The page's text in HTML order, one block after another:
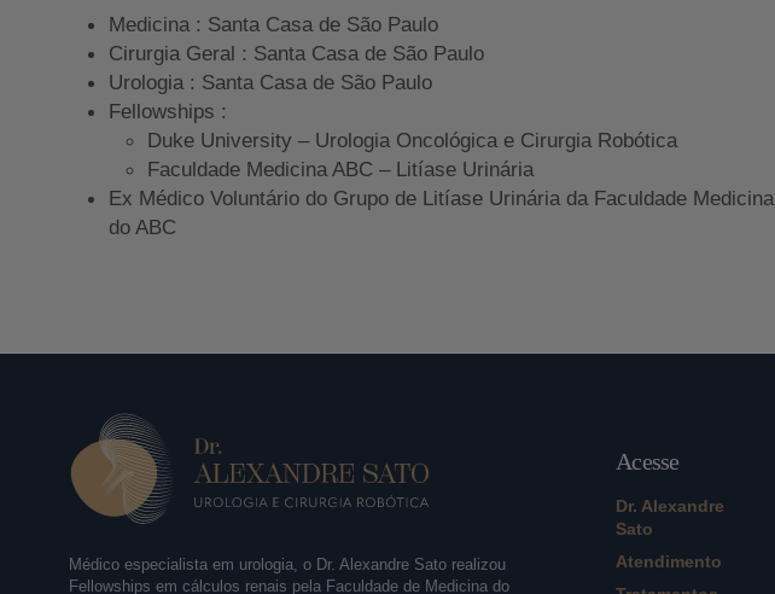
Medicina : Santa Casa de São Paulo
Cirurgia Geral : Santa Casa de São Paulo
Urologia : Santa Casa de São Paulo
Fellowships :
Duke University – Urologia Oncológica e Cirurgia Robótica
Faculdade Medicina ABC – Litíase Urinária
Ex Médico Voluntário do Grupo de Litíase Urinária da Faculdade Medicina
do ABC
Médico especialista em urologia, o Dr. Alexandre Sato realizou
Fellowships em cálculos renais pela Faculdade de Medicina do
Acesse
Dr. Alexandre
Sato
Atendimento